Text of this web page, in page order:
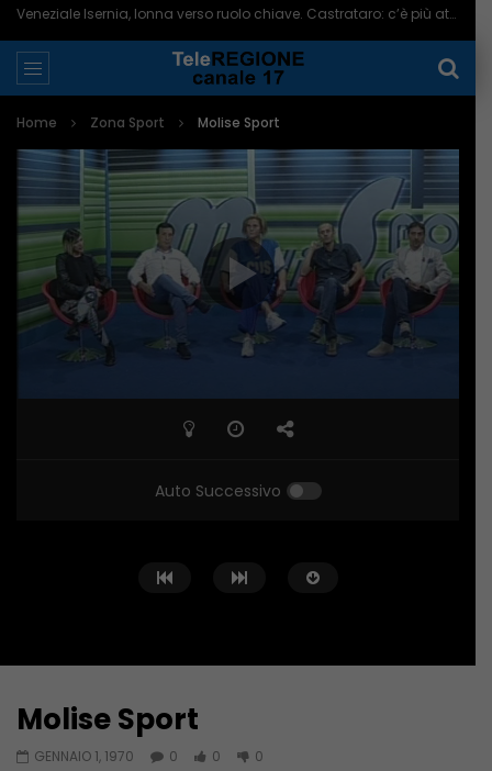
Veneziale Isernia, Ionna verso ruolo chiave. Castrataro: c’è più attenzione per Termoli – 08/08/2026
Home Zona Sport Molise Sport
Auto Successivo
Molise Sport
GENNAIO 1, 1970 0 0 0